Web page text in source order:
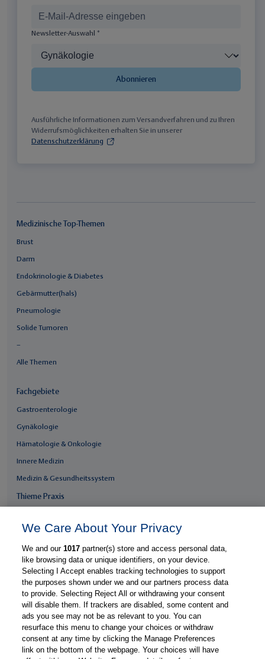
Newsletter-Auswahl *
Abonnieren
Ausführliche Informationen zum Versandverfahren und zu Ihren
Widerrufsmöglichkeiten erhalten Sie in unserer
Datenschutzerklärung
Medizinische Top-Themen
Brust
Darm
Endokrinologie & Diabetes
Gebärmutter(hals)
Pneumologie
Solide Tumoren
–
Alle Themen
Fachgebiete
Gastroenterologie
Gynäkologie
Hämatologie & Onkologie
Innere Medizin
Medizin & Gesundheitssystem
Thieme Praxis
Kostenlos registrieren
Fachzugang freischalten
Feedback geben
E-Mail-Newsletter
Whatsapp-Newsletter
Thieme Praxis App
We Care About Your Privacy
We and our1017 partner(s) store and access personal data,
like browsing data or unique identifiers, on your device.
Selecting I Accept enables tracking technologies to support
the purposes shown under we and our partners process data
to provide. Selecting Reject All or withdrawing your consent
will disable them. If trackers are disabled, some content and
ads you see may not be as relevant to you. You can
resurface this menu to change your choices or withdraw
consent at any time by clicking the Manage Preferences
link on the bottom of the webpage. Your choices will have